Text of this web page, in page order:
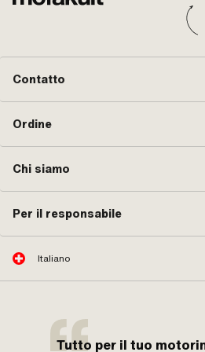
Contatto
Ordine
Chi siamo
Per il responsabile
Italiano
Tutto per il tuo